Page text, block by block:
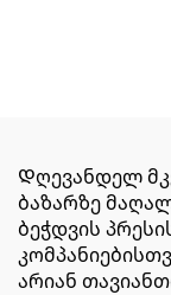
Დღევანდელ
ბაზარზე
ბეჭდვის
არიან